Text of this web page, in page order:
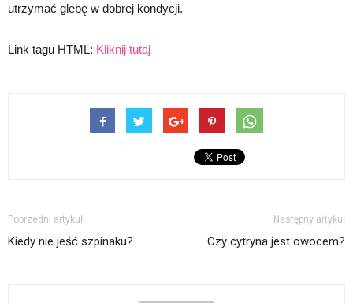
utrzymać glebę w dobrej kondycji.
Link tagu HTML: Kliknij tutaj
Poprzedni artykuł
Kiedy nie jeść szpinaku?
Następny artykuł
Czy cytryna jest owocem?